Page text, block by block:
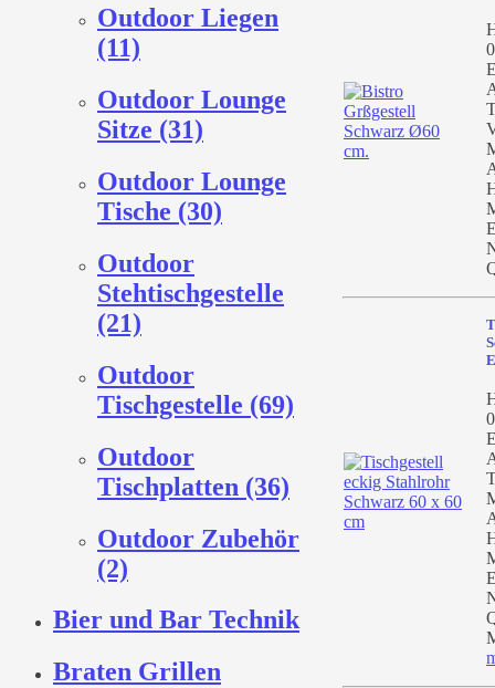
Outdoor Liegen
(11)
Outdoor Lounge
Sitze (31)
Outdoor Lounge
Tische (30)
Outdoor
Stehtischgestelle
(21)
Outdoor
Tischgestelle (69)
Outdoor
Tischplatten (36)
Outdoor Zubehör
(2)
Bier und Bar Technik
Braten Grillen
E